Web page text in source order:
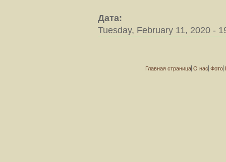
Дата:
Tuesday, February 11, 2020 -
Главная страница О нас Фото